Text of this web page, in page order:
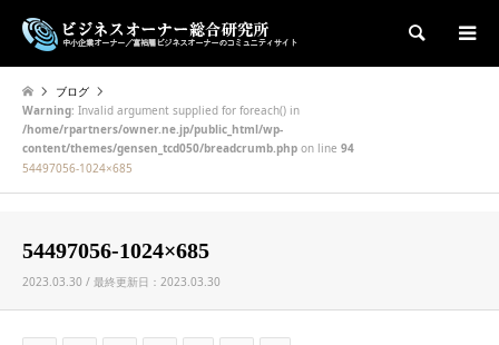
検索
ブログ
Warning: Invalid argument supplied for foreach() in
/home/rpartners/owner.ne.jp/public_html/wp-
content/themes/gensen_tcd050/breadcrumb.php on line 94
54497056-1024×685
54497056-1024×685
2023.03.30 / 最終更新日：2023.03.30